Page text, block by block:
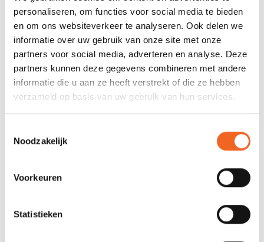
personaliseren, om functies voor social media te bieden
en om ons websiteverkeer te analyseren. Ook delen we
informatie over uw gebruik van onze site met onze
partners voor social media, adverteren en analyse. Deze
partners kunnen deze gegevens combineren met andere
informatie die u aan ze heeft verstrekt of die ze hebben
verzameld op basis van uw gebruik van hun services.
Noodzakelijk
Voorkeuren
Statistieken
Drinkzak optie: Nee
Drijfvermogen:
XS (40 N), S/M (55 N), M/L
(70 N), XL/XXL (70 N)
REVIEWS